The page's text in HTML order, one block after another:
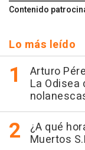
Contenido
Lo más leído
Arturo
La Odisea
¿A qué
Muertos